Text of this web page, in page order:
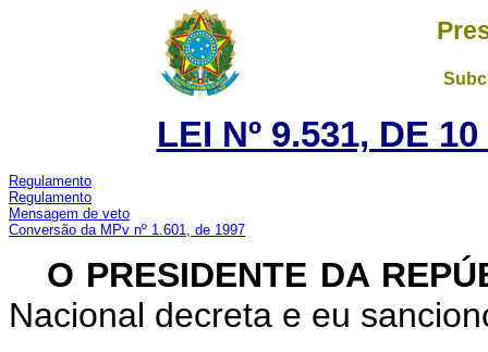
LEI Nº 9.531, DE
Regulamento
Regulamento
Mensagem de veto
Conversão da MPv nº 1.601, de 1997
O PRESIDENTE DA
Nacional decreta e eu